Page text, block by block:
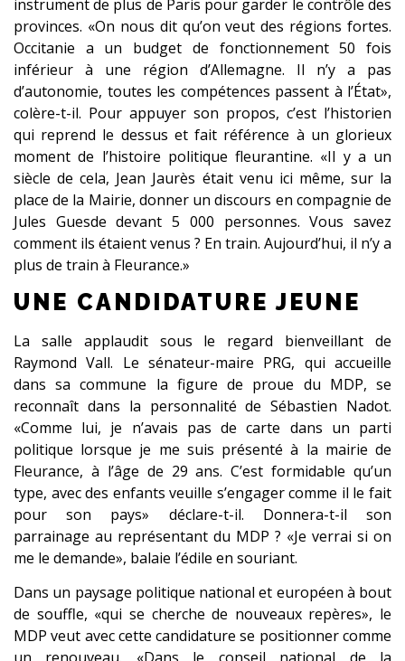
instrument de plus de Paris pour garder le contrôle des
provinces. «On nous dit qu’on veut des régions fortes.
Occitanie a un budget de fonctionnement 50 fois
inférieur à une région d’Allemagne. Il n’y a pas
d’autonomie, toutes les compétences passent à l’État»,
colère-t-il. Pour appuyer son propos, c’est l’historien
qui reprend le dessus et fait référence à un glorieux
moment de l’histoire politique fleurantine. «Il y a un
siècle de cela, Jean Jaurès était venu ici même, sur la
place de la Mairie, donner un discours en compagnie de
Jules Guesde devant 5 000 personnes. Vous savez
comment ils étaient venus ? En train. Aujourd’hui, il n’y a
plus de train à Fleurance.»
UNE CANDIDATURE JEUNE
La salle applaudit sous le regard bienveillant de
Raymond Vall. Le sénateur-maire PRG, qui accueille
dans sa commune la figure de proue du MDP, se
reconnaît dans la personnalité de Sébastien Nadot.
«Comme lui, je n’avais pas de carte dans un parti
politique lorsque je me suis présenté à la mairie de
Fleurance, à l’âge de 29 ans. C’est formidable qu’un
type, avec des enfants veuille s’engager comme il le fait
pour son pays» déclare-t-il. Donnera-t-il son
parrainage au représentant du MDP ? «Je verrai si on
me le demande», balaie l’édile en souriant.
Dans un paysage politique national et européen à bout
de souffle, «qui se cherche de nouveaux repères», le
MDP veut avec cette candidature se positionner comme